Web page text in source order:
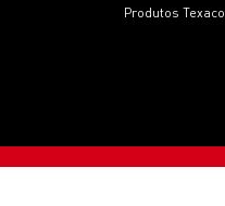
Produtos Texaco